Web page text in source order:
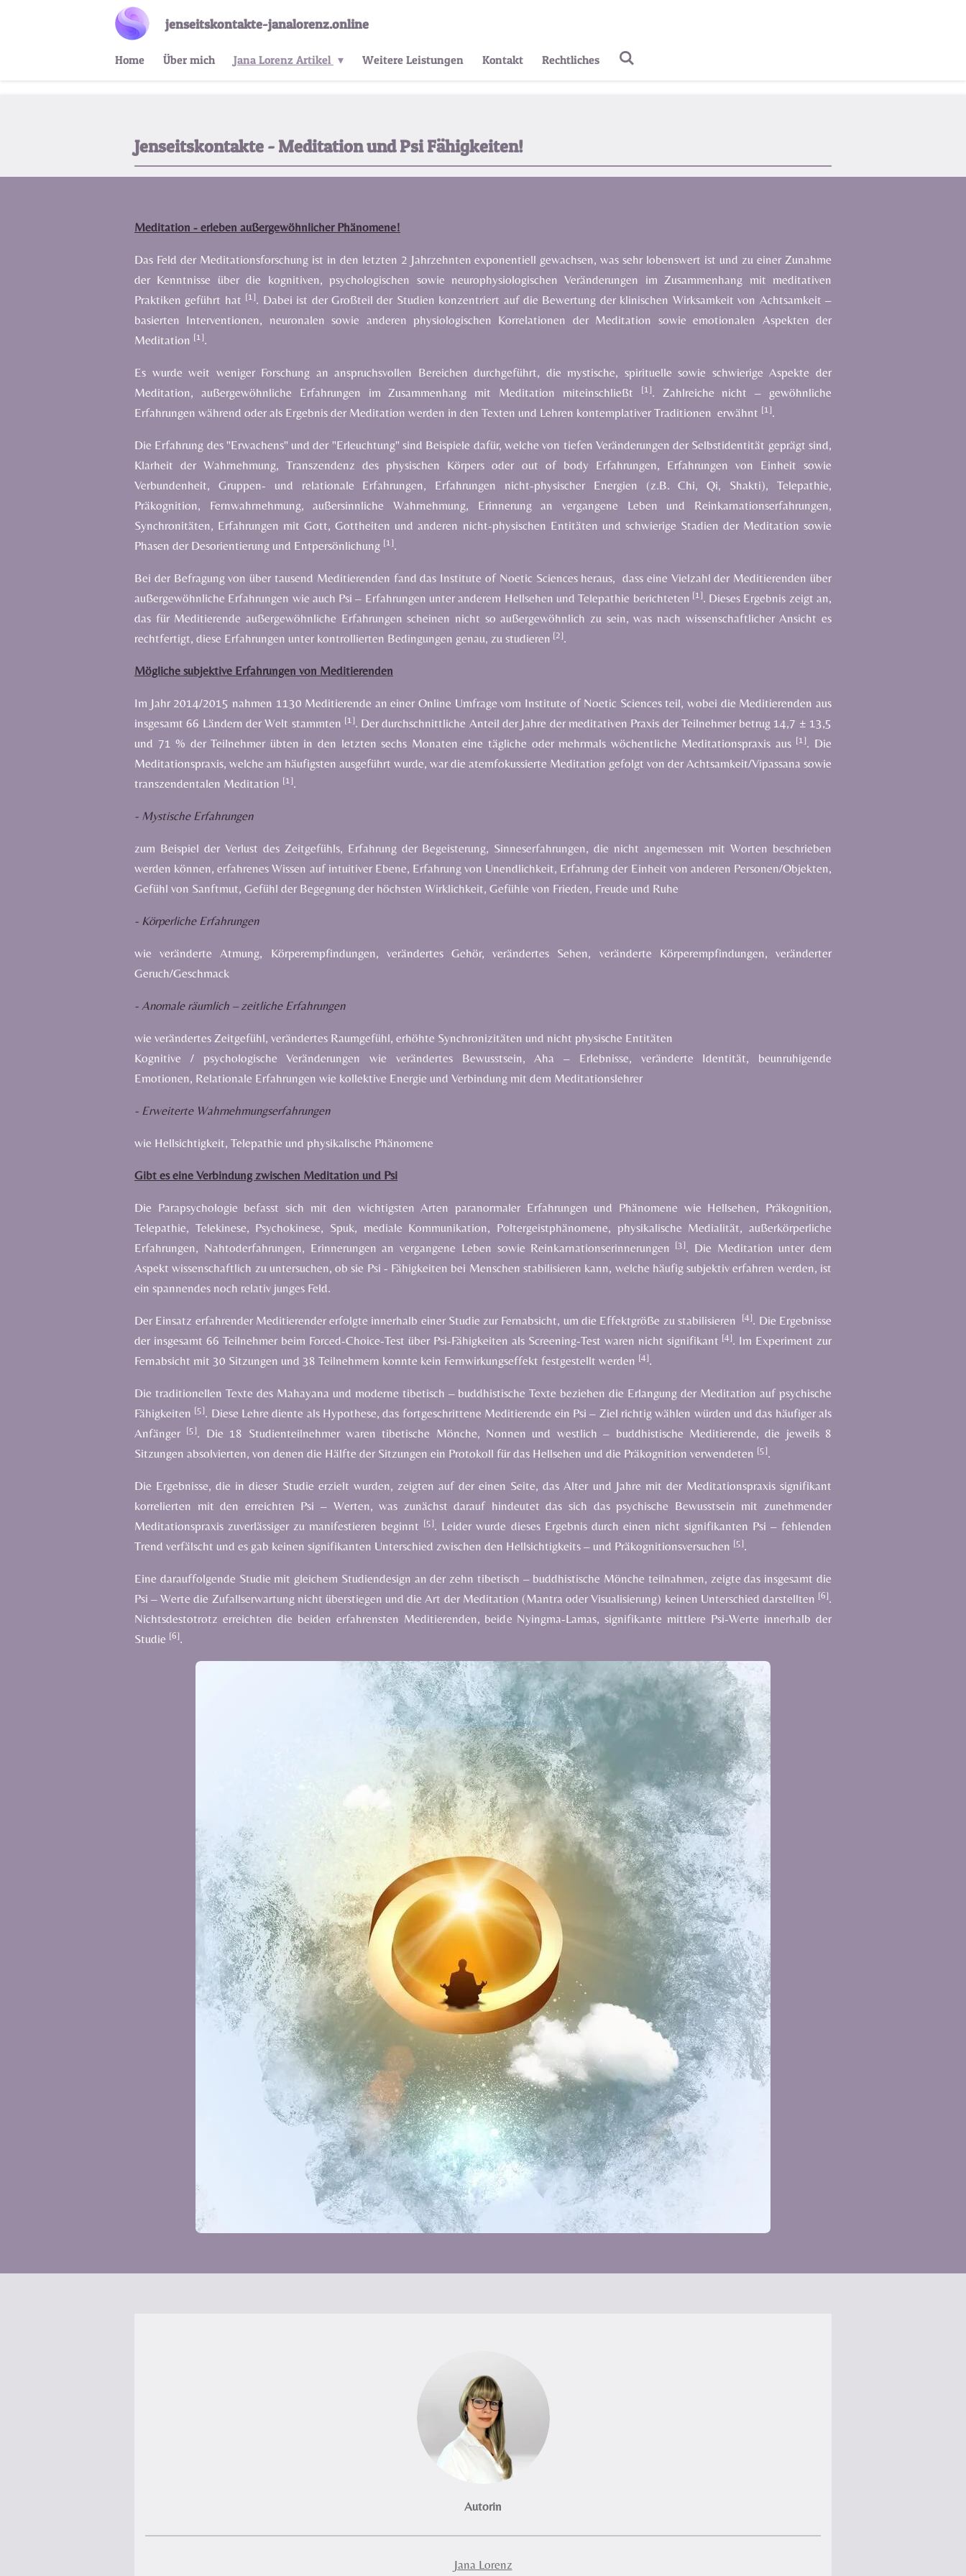
jenseitskontakte-janalorenz.online
Home Über mich Jana Lorenz Artikel Weitere Leistungen Kontakt Rechtliches
Jenseitskontakte - Meditation und Psi Fähigkeiten!
Meditation - erleben außergewöhnlicher Phänomene!
Das Feld der Meditationsforschung ist in den letzten 2 Jahrzehnten exponentiell gewachsen, was sehr lobenswert ist und zu einer Zunahme
der Kenntnisse über die kognitiven, psychologischen sowie neurophysiologischen Veränderungen im Zusammenhang mit meditativen
Praktiken geführt hat [1]. Dabei ist der Großteil der Studien konzentriert auf die Bewertung der klinischen Wirksamkeit von Achtsamkeit–
basierten Interventionen, neuronalen sowie anderen physiologischen Korrelationen der Meditation sowie emotionalen Aspekten der
Meditation [1].
Es wurde weit weniger Forschung an anspruchsvollen Bereichen durchgeführt, die mystische, spirituelle sowie schwierige Aspekte der
Meditation, außergewöhnliche Erfahrungen im Zusammenhang mit Meditation miteinschließt
[1]. Zahlreiche nicht – gewöhnliche
Erfahrungen während oder als Ergebnis der Meditation werden in den Texten und Lehren kontemplativer Traditionen erwähnt [1].
Die Erfahrung des "Erwachens" und der "Erleuchtung" sind Beispiele dafür, welche von tiefen Veränderungen der Selbstidentität geprägt sind,
Klarheit der Wahrnehmung, Transzendenzdes physischen Körpers oder out of body Erfahrungen, Erfahrungen von Einheit sowie
Verbundenheit, Gruppen- und relationale Erfahrungen, Erfahrungen nicht-physischer Energien (z.B. Chi, Qi, Shakti), Telepathie,
Präkognition, Fernwahrnehmung, außersinnliche Wahrnehmung, Erinnerung an vergangene Leben und Reinkarnationserfahrungen,
Synchronitäten, Erfahrungen mit Gott, Gottheiten und anderen nicht-physischen Entitäten und schwierige Stadien der Meditation sowie
Phasen der Desorientierung und Entpersönlichung [1].
Bei der Befragung von über tausend Meditierenden fand das Institute of Noetic Sciences heraus, dass eine Vielzahl der Meditierenden über
außergewöhnliche Erfahrungen wie auch Psi – Erfahrungen unter anderem Hellsehen und Telepathie berichteten [1]. Dieses Ergebnis zeigt an,
das für Meditierende außergewöhnliche Erfahrungen scheinen nicht so außergewöhnlich zu sein, was nach wissenschaftlicherAnsicht es
rechtfertigt, diese Erfahrungen unter kontrollierten Bedingungen genau, zu studieren [2].
Mögliche subjektive Erfahrungen von Meditierenden
Im Jahr 2014/2015 nahmen 1130 Meditierende an einer Online Umfrage vom Institute of Noetic Sciences teil, wobei die Meditierenden aus
insgesamt 66 Ländern der Welt stammten [1]. Der durchschnittliche Anteil der Jahre der meditativen Praxis der Teilnehmer betrug 14,7 ± 13,5
und 71 % der Teilnehmer übten in den letzten sechs Monaten eine tägliche oder mehrmals wöchentliche Meditationspraxis aus [1]. Die
Meditationspraxis, welche am häufigsten ausgeführt wurde, war die atemfokussierte Meditation gefolgt von der Achtsamkeit/Vipassana sowie
transzendentalen Meditation [1].
- Mystische Erfahrungen
zum Beispiel der Verlust des Zeitgefühls, Erfahrung der Begeisterung, Sinneserfahrungen, die nicht angemessen mit Worten beschrieben
werden können, erfahrenes Wissen auf intuitiver Ebene, Erfahrung von Unendlichkeit, Erfahrung der Einheit von anderen Personen/Objekten,
Gefühl von Sanftmut, Gefühl der Begegnung der höchsten Wirklichkeit, Gefühle von Frieden, Freude und Ruhe
- Körperliche Erfahrungen
wie veränderte Atmung, Körperempfindungen, verändertes Gehör, verändertes Sehen, veränderte Körperempfindungen, veränderter
Geruch/Geschmack
- Anomale räumlich – zeitliche Erfahrungen
wie verändertes Zeitgefühl, verändertes Raumgefühl, erhöhte Synchronizitäten und nicht physische Entitäten
Kognitive / psychologische Veränderungen wie verändertes Bewusstsein, Aha – Erlebnisse, veränderte Identität, beunruhigende
Emotionen, Relationale Erfahrungen wie kollektive Energie und Verbindung mit dem Meditationslehrer
- Erweiterte Wahrnehmungserfahrungen
wie Hellsichtigkeit, Telepathie und physikalische Phänomene
Gibt es eine Verbindung zwischen Meditation und Psi
Die Parapsychologie befasst sich mit den wichtigsten Arten paranormaler Erfahrungen und Phänomene wie Hellsehen, Präkognition,
Telepathie, Telekinese, Psychokinese, Spuk, mediale Kommunikation, Poltergeistphänomene, physikalische Medialität, außerkörperliche
Erfahrungen, Nahtoderfahrungen, Erinnerungen an vergangene Leben sowie Reinkarnationserinnerungen [3]. Die Meditation unter dem
Aspekt wissenschaftlich zu untersuchen, ob sie Psi - Fähigkeiten bei Menschen stabilisieren kann, welche häufig subjektiv erfahren werden, ist
ein spannendes noch relativ junges Feld.
Der Einsatz erfahrender Meditierender erfolgte innerhalb einer Studie zur Fernabsicht, um die Effektgröße zu stabilisieren [4]. Die Ergebnisse
der insgesamt 66 Teilnehmer beim Forced-Choice-Test über Psi-Fähigkeiten als Screening-Test waren nicht signifikant [4]. Im Experiment zur
Fernabsicht mit 30 Sitzungen und 38 Teilnehmern konnte kein Fernwirkungseffekt festgestellt werden [4].
Die traditionellen Texte des Mahayana und moderne tibetisch – buddhistische Texte beziehen die Erlangung der Meditationauf psychische
Fähigkeiten [5]. Diese Lehre diente als Hypothese, das fortgeschrittene Meditierende ein Psi – Ziel richtig wählen würden und das häufiger als
Anfänger [5]. Die 18 Studienteilnehmer waren tibetische Mönche, Nonnen und westlich – buddhistische Meditierende, die jeweils 8
Sitzungen absolvierten, von denen die Hälfte der Sitzungen ein Protokoll für das Hellsehen und die Präkognition verwendeten [5].
Die Ergebnisse, die in dieser Studie erzielt wurden, zeigten auf der einen Seite, das Alter und Jahre mit der Meditationspraxis signifikant
korrelierten mit den erreichten Psi – Werten, was zunächst darauf hindeutet das sich das psychische Bewusstsein mit zunehmender
Meditationspraxis zuverlässiger zu manifestieren beginnt [5]. Leider wurde dieses Ergebnis durch einen nicht signifikanten Psi – fehlenden
Trend verfälscht und es gab keinen signifikanten Unterschied zwischen den Hellsichtigkeits – und Präkognitionsversuchen [5].
Eine darauffolgende Studie mit gleichem Studiendesign an der zehn tibetisch – buddhistische Mönche teilnahmen, zeigte das insgesamt die
Psi – Werte die Zufallserwartung nicht überstiegen und die Art der Meditation (Mantra oder Visualisierung) keinen Unterschied darstellten [6].
Nichtsdestotrotz erreichten die beiden erfahrensten Meditierenden, beide Nyingma-Lamas, signifikante mittlere Psi-Werte innerhalb der
Studie [6].
Autorin
Jana Lorenz